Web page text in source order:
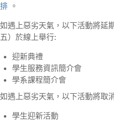
排 。
如遇上惡劣天氣，以下活動將延
五）於線上舉行:
迎新典禮
學生服務資訊簡介會
學系課程簡介會
如遇上惡劣天氣，以下活動將取
學生迎新活動